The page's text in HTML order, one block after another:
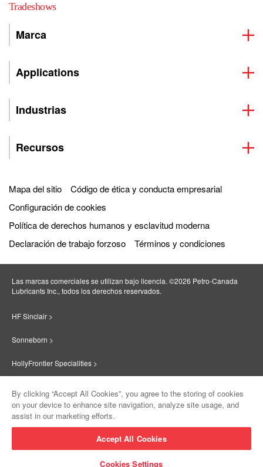
Tradeshows
Marca
Applications
Industrias
Recursos
Mapa del sitio
Código de ética y conducta empresarial
Configuración de cookies
Política de derechos humanos y esclavitud moderna
Declaración de trabajo forzoso
Términos y condiciones
Las marcas comerciales se utilizan bajo licencia. ©2026 Petro‐Canada
Lubricants Inc., todos los derechos reservados.
HF Sinclair >
Sonneborn >
HollyFrontier Specialities >
Suniso >
By clicking “Accept All Cookies”, you agree to the storing of cookies
on your device to enhance site navigation, analyze site usage, and
assist in our marketing efforts.
Accept All Cookies
Cookies Settings